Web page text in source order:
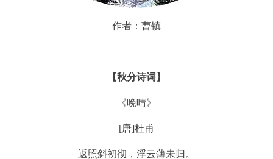
作者：曹镇
【秋分诗词】
《晚晴》
[唐]杜甫
返照斜初彻，浮云薄未归。